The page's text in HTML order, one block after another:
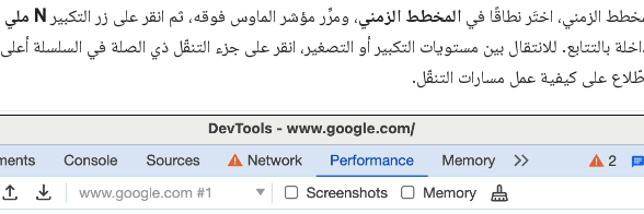
الزمني، اختَر نطاقًا في المخطط الزمني، ومرِّر مؤشر الماوس فوقه، ثم انقر على زر التكبير N ملي ثانية
بالتتابع. للانتقال بين مستويات التكبير أو التصغير، انقر على جزء التنقّل ذي الصلة في السلسلة أعلى
على كيفية عمل مسارات التنقّل.